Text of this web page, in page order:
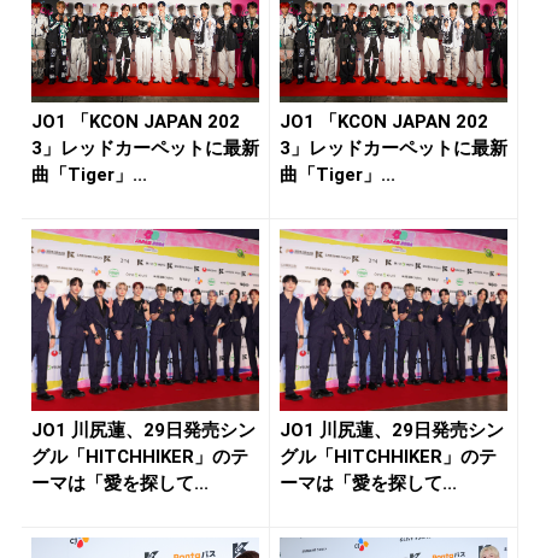
JO1 「KCON JAPAN 202
3」レッドカーペットに最新
曲「Tiger」...
JO1 「KCON JAPAN 202
3」レッドカーペットに最新
曲「Tiger」...
JO1 川尻蓮、29日発売シン
グル「HITCHHIKER」のテ
ーマは「愛を探して...
JO1 川尻蓮、29日発売シン
グル「HITCHHIKER」のテ
ーマは「愛を探して...